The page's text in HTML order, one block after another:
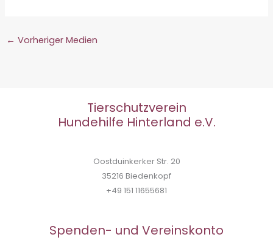
← Vorheriger Medien
Tierschutzverein
Hundehilfe Hinterland e.V.
Oostduinkerker Str. 20
35216 Biedenkopf
+49 151 11655681
Spenden- und Vereinskonto